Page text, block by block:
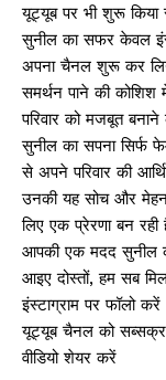
यूट्यूब पर भी शुरू
सुनील का सफर केवल
अपना चैनल शुरू कर
समर्थन पाने की
परिवार को मजबूत
सुनील का सपना सिर्फ
से अपने परिवार की
उनकी यह सोच और
लिए एक प्रेरणा बन रही
आपकी एक मदद सुनील
आइए दोस्तों, हम सब
इंस्टाग्राम पर फॉलो करें
यूट्यूब चैनल को
वीडियो शेयर करें